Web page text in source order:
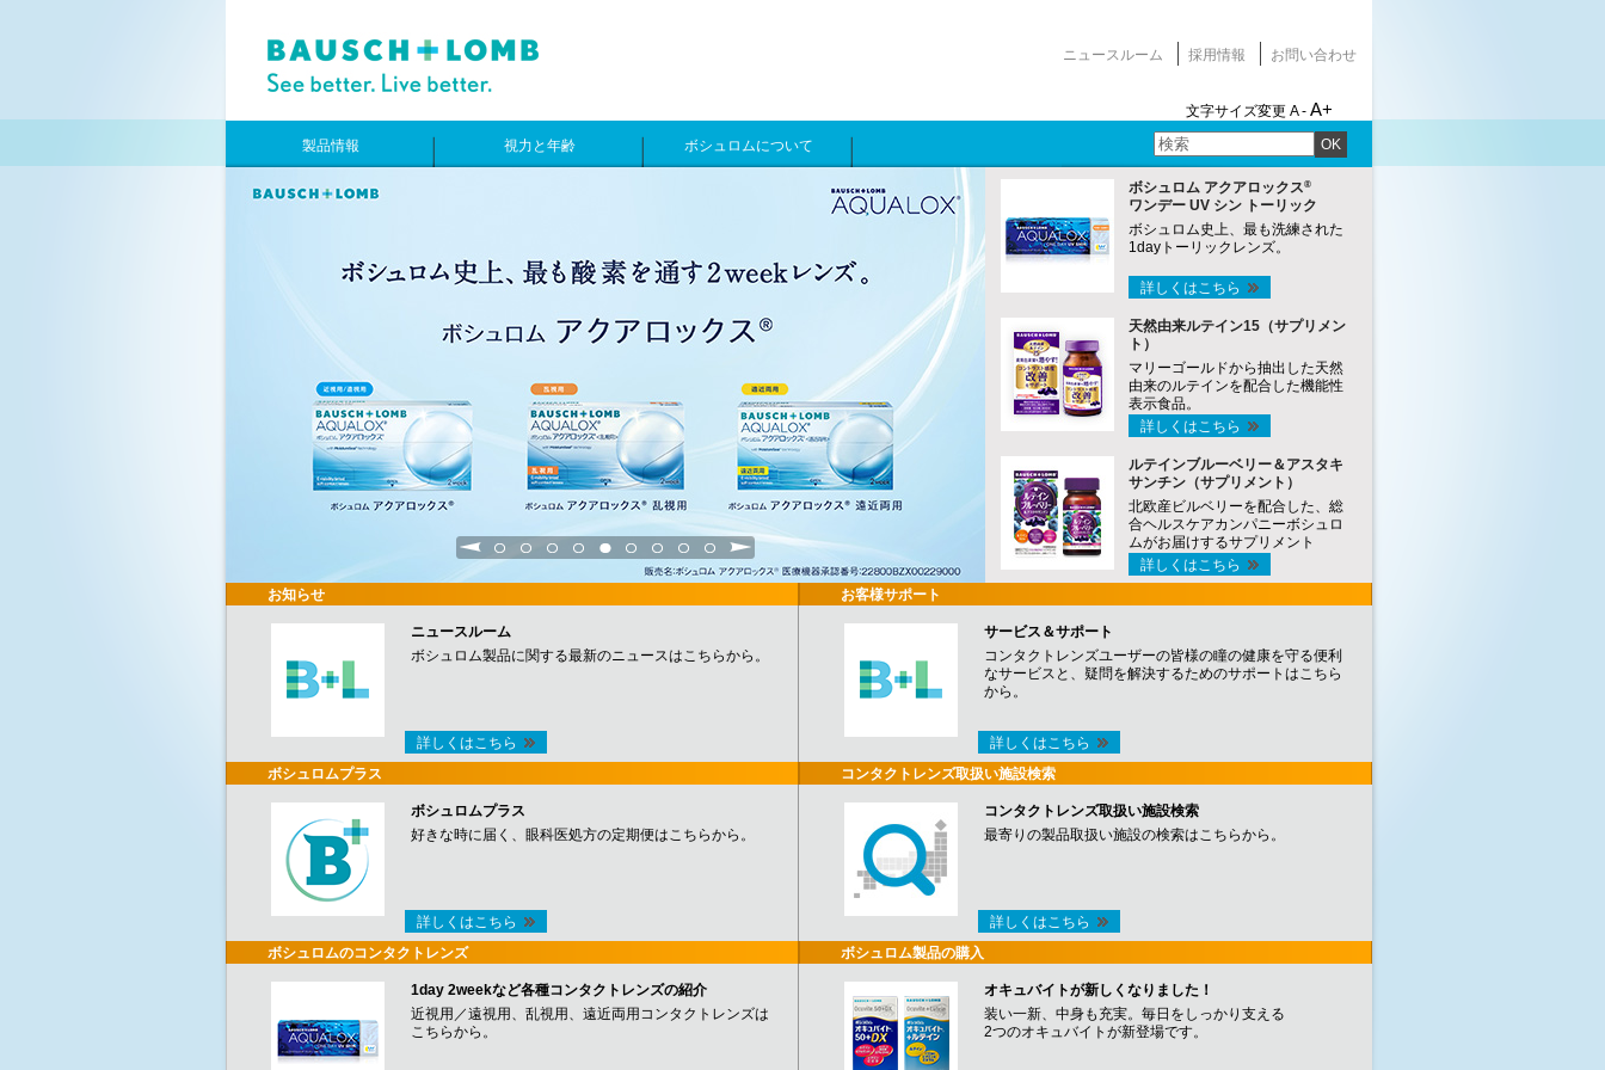
ニュースルーム 採用情報 お問い合わせ
文字サイズ変更 A - A+
OK
製品情報 視力と年齢 ボシュロムについて
1 2 3 4 5 6 7 8 9
ボシュロム アクアロックス®
ワンデー UV シン トーリック
ボシュロム史上、最も洗練された
1dayトーリックレンズ。
詳しくはこちら
天然由来ルテイン15（サプリメン
ト）
マリーゴールドから抽出した天然
由来のルテインを配合した機能性
表示食品。
詳しくはこちら
ルテインブルーベリー＆アスタキ
サンチン（サプリメント）
北欧産ビルベリーを配合した、総
合ヘルスケアカンパニーボシュロ
ムがお届けするサプリメント
詳しくはこちら
お知らせ
ニュースルーム
ボシュロム製品に関する最新のニュースはこちらから。
詳しくはこちら
ボシュロムプラス
ボシュロムプラス
好きな時に届く、眼科医処方の定期便はこちらから。
詳しくはこちら
ボシュロムのコンタクトレンズ
1day 2weekなど各種コンタクトレンズの紹介
近視用／遠視用、乱視用、遠近両用コンタクトレンズは
こちらから。
お客様サポート
サービス＆サポート
コンタクトレンズユーザーの皆様の瞳の健康を守る便利
なサービスと、疑問を解決するためのサポートはこちら
から。
詳しくはこちら
コンタクトレンズ取扱い施設検索
コンタクトレンズ取扱い施設検索
最寄りの製品取扱い施設の検索はこちらから。
詳しくはこちら
ボシュロム製品の購入
オキュバイトが新しくなりました！
装い一新、中身も充実。毎日をしっかり支える
2つのオキュバイトが新登場です。